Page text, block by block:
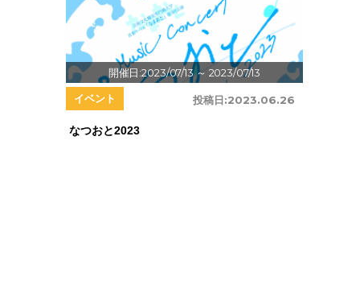
開催日:2023/07/13～ 2023/07/13
投稿日:2023.06.26
イベント
なつおと2023